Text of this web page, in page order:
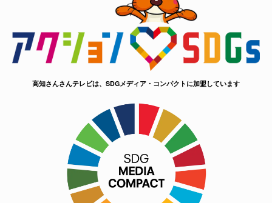
高知さんさんテレビについて
イベント情報
FNNビデオポスト（投稿）
ご意見・ご感想・ご要望
よくある質問
高知さんさんテレビは、SDGメディア・コンパクトに加盟しています